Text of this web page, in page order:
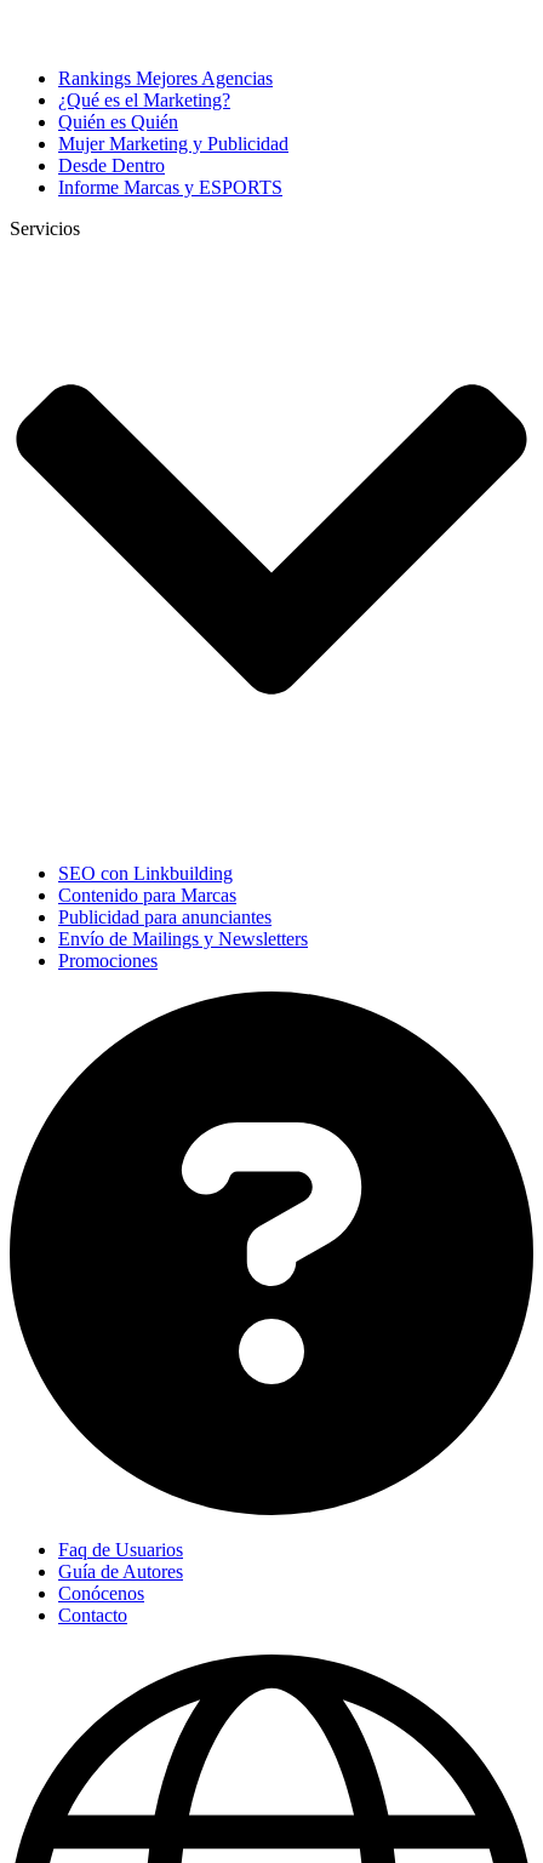
Rankings Mejores Agencias
¿Qué es el Marketing?
Quién es Quién
Mujer Marketing y Publicidad
Desde Dentro
Informe Marcas y ESPORTS
Servicios
SEO con Linkbuilding
Contenido para Marcas
Publicidad para anunciantes
Envío de Mailings y Newsletters
Promociones
Faq de Usuarios
Guía de Autores
Conócenos
Contacto